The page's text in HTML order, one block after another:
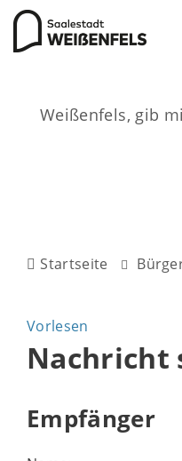
Startseite
Vorlesen
Nachricht
Empfänger